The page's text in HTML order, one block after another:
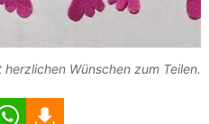
Wünschen zum Teilen.